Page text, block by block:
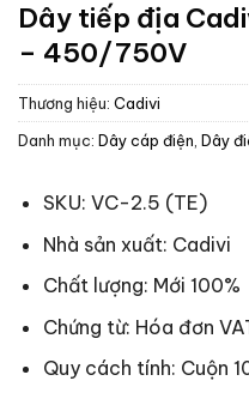
Dây tiếp địa
– 450/750V
Thương hiệu: Cadivi
Danh mục: Dây cáp điện Dây
SKU: VC-2.5 (TE)
Nhà sản xuất: Cadivi
Chất lượng: Mới 100%
Chứng từ: Hóa đơn
Quy cách tính: Cuộn